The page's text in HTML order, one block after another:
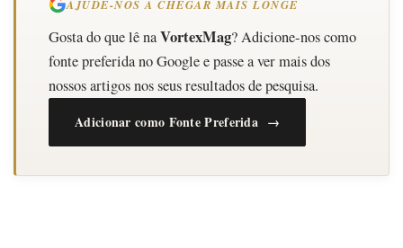
AJUDE-NOS A CHEGAR MAIS LONGE
Gosta do que lê naVortexMag? Adicione-nos como
fonte preferida no Google e passe a ver mais dos
nossos artigos nos seus resultados de pesquisa.
Adicionar como Fonte Preferida →